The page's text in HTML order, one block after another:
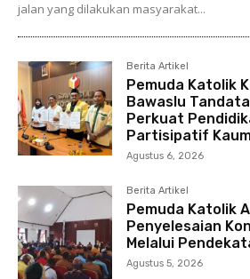
jalan yang dilakukan masyarakat...
Berita Artikel
Pemuda Katolik
Bawaslu
Perkuat
Partisipatif
Agustus 6, 2026
Berita Artikel
Pemuda Katolik
Penyelesaian
Melalui
Agustus 5, 2026